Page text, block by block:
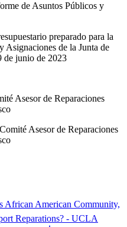
de Asuntos Públicos y
preparado para la
Asignaciones de la Junta de
de junio de 2023
Asesor de Reparaciones
Asesor de Reparaciones
African American Community,
Reparations? - UCLA